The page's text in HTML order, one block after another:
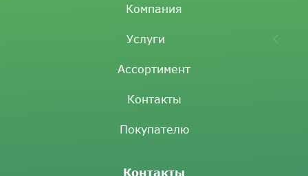
Компания
Услуги
Ассортимент
Контакты
Покупателю
Контакты